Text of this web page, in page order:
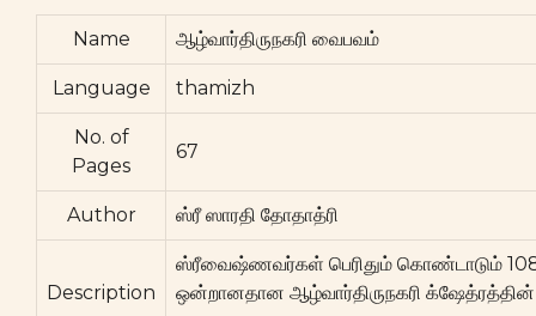
Name ஆழ்வார்திருநகரி வைபவம்
Language thamizh
No. of
Pages
67
Author ஸ்ரீ ஸாரதி தோதாத்ரி
Description
ஸ்ரீவைஷ்ணவர்கள் பெரிதும் கொண்டாடும்
ஒன்றானதான ஆழ்வார்திருநகரி